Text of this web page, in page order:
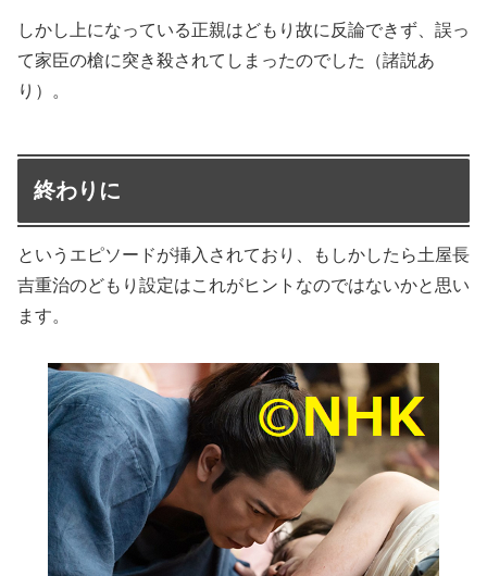
しかし上になっている正親はどもり故に反論できず、誤っ
て家臣の槍に突き殺されてしまったのでした（諸説あ
り）。
終わりに
というエピソードが挿入されており、もしかしたら土屋長
吉重治のどもり設定はこれがヒントなのではないかと思い
ます。